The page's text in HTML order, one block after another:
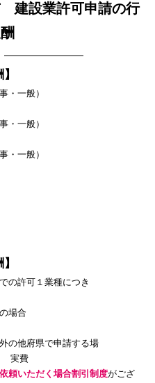
建設業許可申請の行
（知事・一般）
（知事・一般）
（知事・一般）
変更届
変更届
での許可１業種につき
許可の場合
の他府県で申請する場
実費
頼いただく場合割引制度がござ